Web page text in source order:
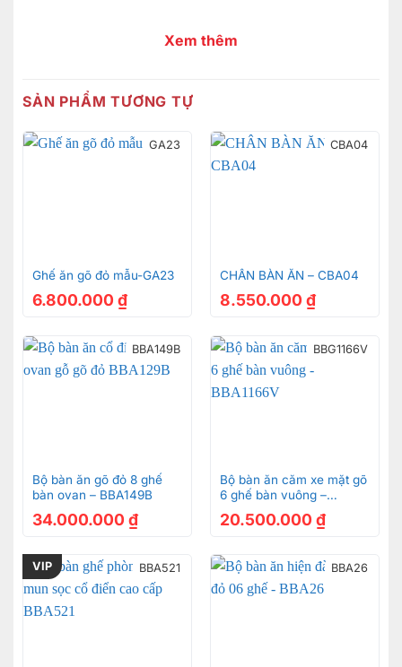
Xem thêm
SẢN PHẨM TƯƠNG TỰ
GA23
Ghế ăn gõ đỏ mẫu-GA23
6.800.000 ₫
CBA04
CHÂN BÀN ĂN – CBA04
8.550.000 ₫
BBA149B
Bộ bàn ăn gõ đỏ 8 ghế
bàn ovan – BBA149B
34.000.000 ₫
BBG1166V
Bộ bàn ăn căm xe mặt gõ
6 ghế bàn vuông –
20.500.000 ₫
VIP BBA521 BBA26